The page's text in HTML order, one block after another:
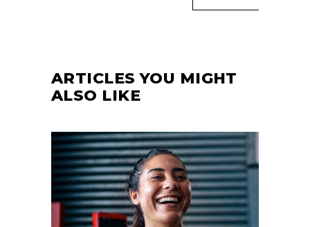
ARTICLES YOU MIGHT
ALSO LIKE